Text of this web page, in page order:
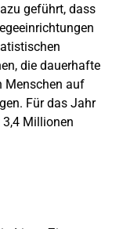
geführt, dass
die dauerhafte
Menschen auf
Für das Jahr
Millionen